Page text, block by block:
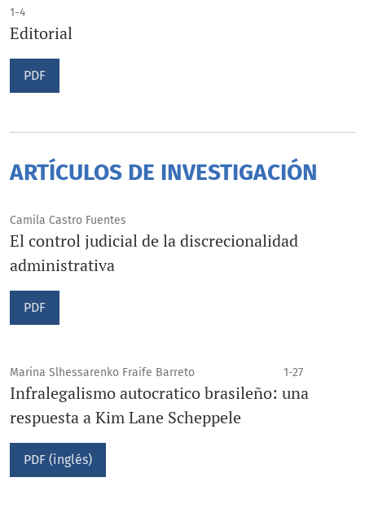
1-4
Editorial
PDF
ARTÍCULOS DE INVESTIGACIÓN
Camila Castro Fuentes
El control judicial de la discrecionalidad
administrativa
PDF
Marina Slhessarenko Fraife Barreto 1-27
Infralegalismo autocratico brasileño: una
respuesta a Kim Lane Scheppele
PDF (inglés)